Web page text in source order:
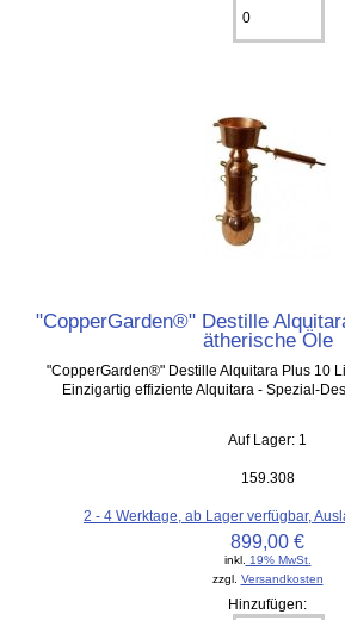
"CopperGarden®" Destille
ätherische Öle
"CopperGarden®" Destille Alquitara Plus 10
Einzigartig effiziente Alquitara - Spezial-
Auf Lager: 1
159.308
2 - 4 Werktage, ab Lager verfügbar,
899,00 €
inkl.
19% MwSt.
zzgl. Versandkosten
Hinzufügen: